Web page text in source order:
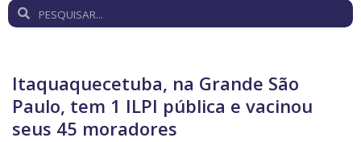
Itaquaquecetuba, na Grande São
Paulo, tem 1 ILPI pública e vacinou
seus 45 moradores